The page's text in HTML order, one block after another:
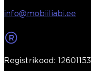
info@mobiiliabi.ee
Registrikood: 12601153